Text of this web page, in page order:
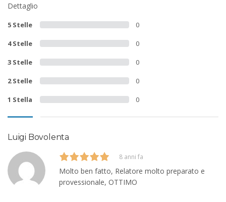
Dettaglio
5 Stelle 0
4 Stelle 0
3 Stelle 0
2 Stelle 0
1 Stella 0
Luigi Bovolenta
8 anni fa
Molto ben fatto, Relatore molto preparato e
provessionale, OTTIMO